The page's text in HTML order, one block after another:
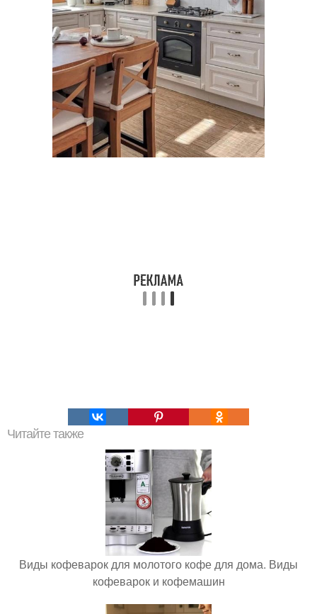
Читайте также
Виды кофеварок для молотого кофе для дома. Виды
кофеварок и кофемашин